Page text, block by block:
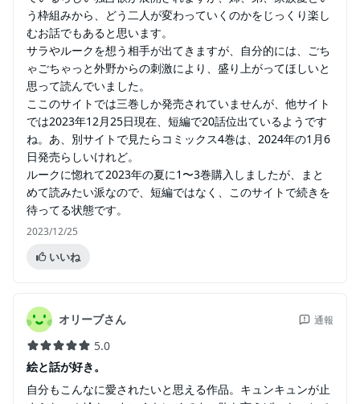
う枠組みから、どう二人が変わっていくのかをじっくり楽し
むお話でもあると思います。
サラやルークを想う相手が出てきますが、自分的には、ごち
ゃごちゃっと外野からの刺激により、盛り上がってほしいと
思って読んでいました。
ここのサイトでは三巻しか発売されていませんが、他サイト
では2023年12月25日現在、短編で20話位出ているようです
ね。あ、別サイトで見たらコミックス4巻は、2024年の1月6
日発売らしいけれど。
ルークに惚れて2023年の夏に1〜3巻購入しましたが、まと
めて読みたい派なので、短編ではなく、このサイトで続きを
待ってる状態です。
2023/12/25
いいね
オリーブさん 通報
5.0
絵と話が好き。
自分もこんなに愛されたいと思える作品。キュンキュンが止